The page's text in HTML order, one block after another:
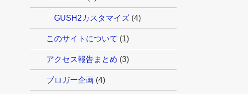
GUSH2カスタマイズ (4)
このサイトについて (1)
アクセス報告まとめ (3)
ブロガー企画 (4)